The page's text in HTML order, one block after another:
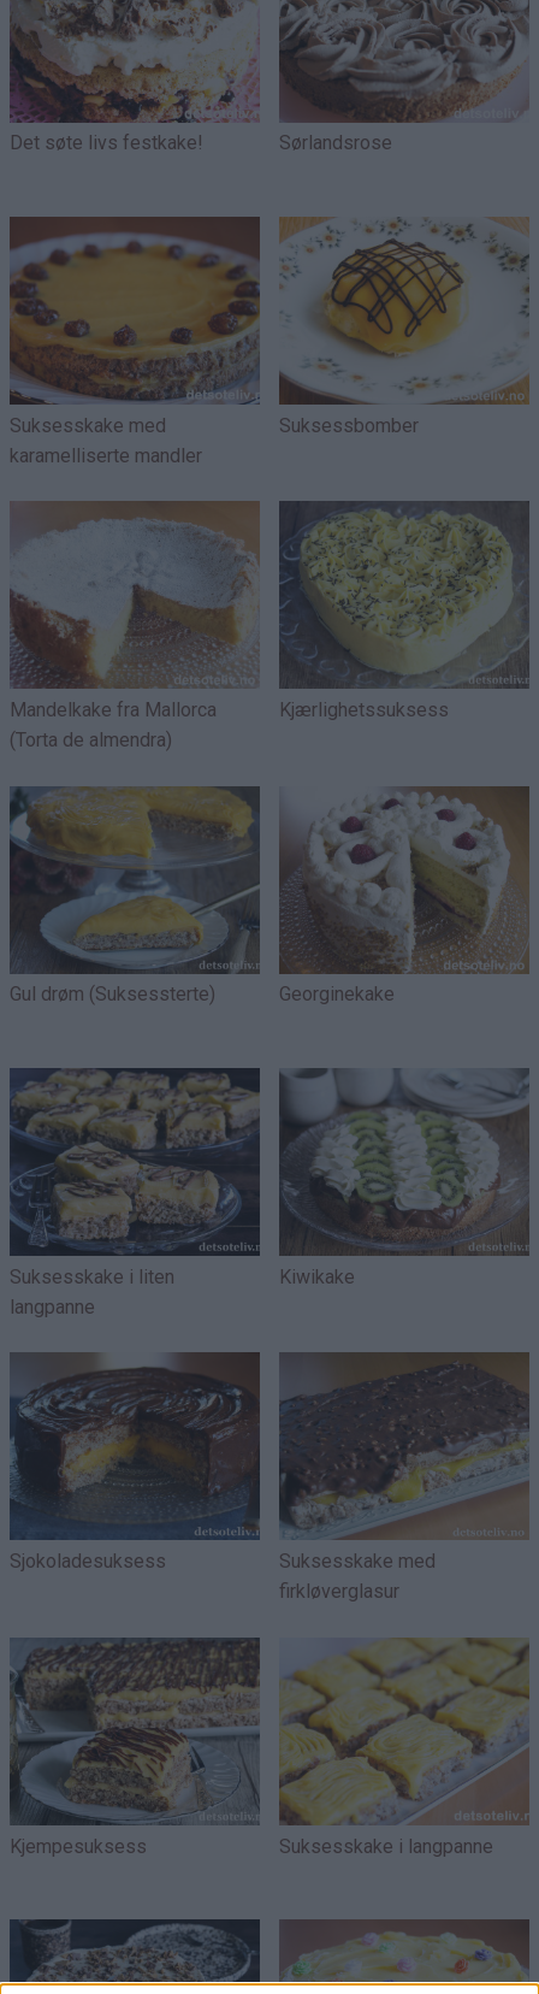
Det søte livs festkake! Sørlandsrose
Suksesskake med
karamelliserte mandler
Suksessbomber
Mandelkake fra Mallorca
(Torta de almendra)
Kjærlighetssuksess
Gul drøm (Suksessterte) Georginekake
Suksesskake i liten
langpanne
Kiwikake
Sjokoladesuksess
Suksesskake med
firkløverglasur
Kjempesuksess Suksesskake i langpanne